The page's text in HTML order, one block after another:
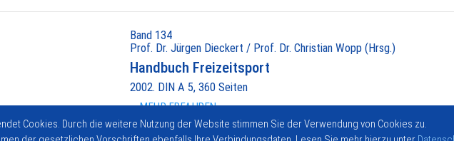
Band 134
Prof. Dr. Jürgen Dieckert / Prof. Dr. Christian Wopp (Hrsg.)
Handbuch Freizeitsport
2002. DIN A 5, 360 Seiten
»MEHR ERFAHREN ...
Cookies. Durch die weitere Nutzung der Website stimmen Sie der Verwendung von Cookies zu.